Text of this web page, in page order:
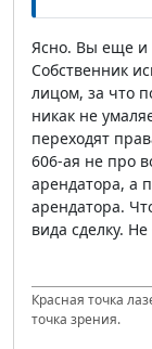
Ясно. Вы еще и
Собственник
лицом, за что
никак не
переходят
606-ая не про
арендатора, а
арендатора.
вида сделку. Не
Красная точка
точка зрения.